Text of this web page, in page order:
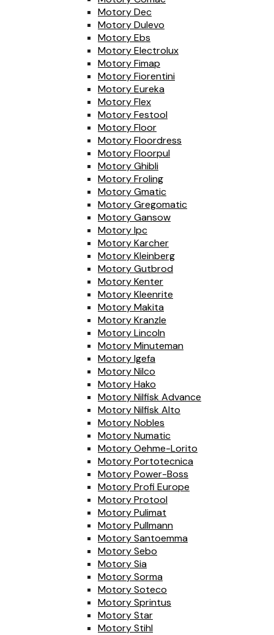
Motory Dec
Motory Dulevo
Motory Ebs
Motory Electrolux
Motory Fimap
Motory Fiorentini
Motory Eureka
Motory Flex
Motory Festool
Motory Floor
Motory Floordress
Motory Floorpul
Motory Ghibli
Motory Froling
Motory Gmatic
Motory Gregomatic
Motory Gansow
Motory Ipc
Motory Karcher
Motory Kleinberg
Motory Gutbrod
Motory Kenter
Motory Kleenrite
Motory Makita
Motory Kranzle
Motory Lincoln
Motory Minuteman
Motory Igefa
Motory Nilco
Motory Hako
Motory Nilfisk Advance
Motory Nilfisk Alto
Motory Nobles
Motory Numatic
Motory Oehme-Lorito
Motory Portotecnica
Motory Power-Boss
Motory Profi Europe
Motory Protool
Motory Pulimat
Motory Pullmann
Motory Santoemma
Motory Sebo
Motory Sia
Motory Sorma
Motory Soteco
Motory Sprintus
Motory Star
Motory Stihl